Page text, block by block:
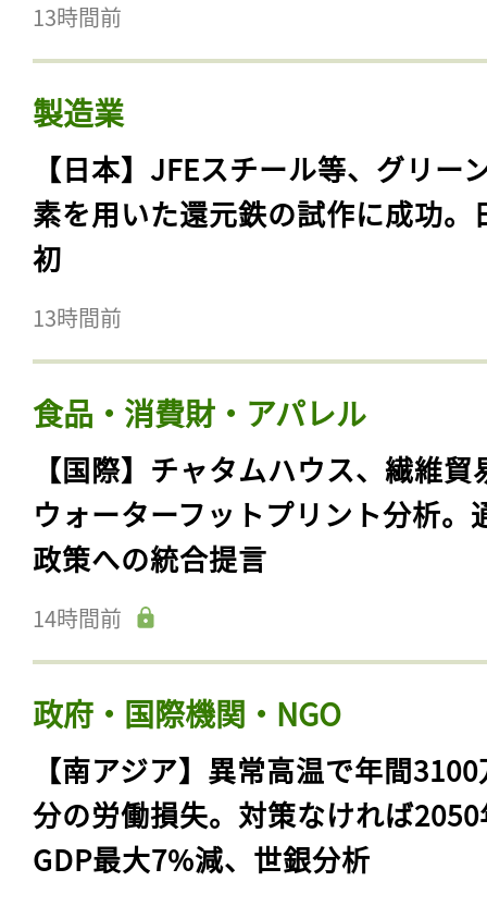
13時間前
製造業
【日本】JFEスチール等、グリー
素を用いた還元鉄の試作に成功。
初
13時間前
食品・消費財・アパレル
【国際】チャタムハウス、繊維貿
ウォーターフットプリント分析。
政策への統合提言
14時間前
政府・国際機関・NGO
【南アジア】異常高温で年間
分の労働損失。対策なければ
GDP最大7%減、世銀分析